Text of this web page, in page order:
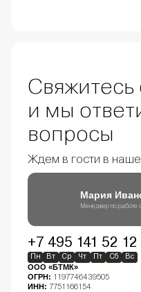
Свяжитесь
и мы
вопросы
Ждем в гости в
Мария
Менеджер по работе с
+7 495 141 52 12
Пн Вт Ср Чт Пт Сб Вс
ООО «БТМК»
ОГРН: 1197746439505
ИНН: 7751166154